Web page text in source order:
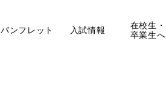
パンフレット 入試情報
在校生・
卒業生へ